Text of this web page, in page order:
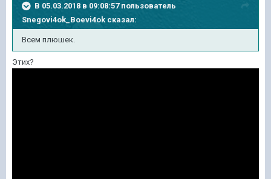
В 05.03.2018 в 09:08:57 пользователь
Snegovi4ok_Boevi4okсказал:
Всем плюшек.
Этих?